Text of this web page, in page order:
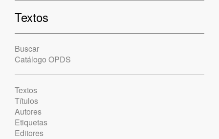
Textos
Buscar
Catálogo OPDS
Textos
Títulos
Autores
Etiquetas
Editores